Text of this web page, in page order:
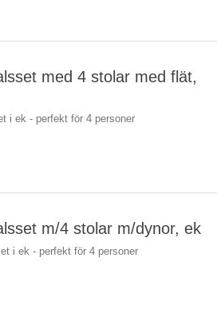
med 4 stolar med flät,
i ek - perfekt för 4 personer
m/4 stolar m/dynor, ek
i ek - perfekt för 4 personer